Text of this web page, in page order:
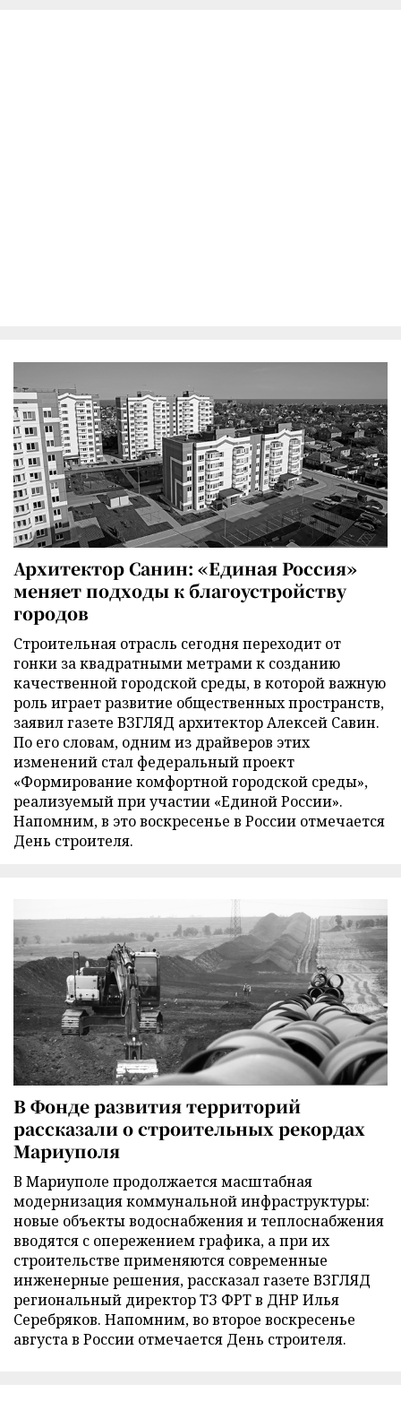
Архитектор Санин: «Единая Россия»
меняет подходы к благоустройству
городов
Строительная отрасль сегодня переходит от
гонки за квадратными метрами к созданию
качественной городской среды, в которой важную
роль играет развитие общественных пространств,
заявил газете ВЗГЛЯД архитектор Алексей Савин.
По его словам, одним из драйверов этих
изменений стал федеральный проект
«Формирование комфортной городской среды»,
реализуемый при участии «Единой России».
Напомним, в это воскресенье в России отмечается
День строителя.
В Фонде развития территорий
рассказали о строительных рекордах
Мариуполя
В Мариуполе продолжается масштабная
модернизация коммунальной инфраструктуры:
новые объекты водоснабжения и теплоснабжения
вводятся с опережением графика, а при их
строительстве применяются современные
инженерные решения, рассказал газете ВЗГЛЯД
региональный директор ТЗ ФРТ в ДНР Илья
Серебряков. Напомним, во второе воскресенье
августа в России отмечается День строителя.